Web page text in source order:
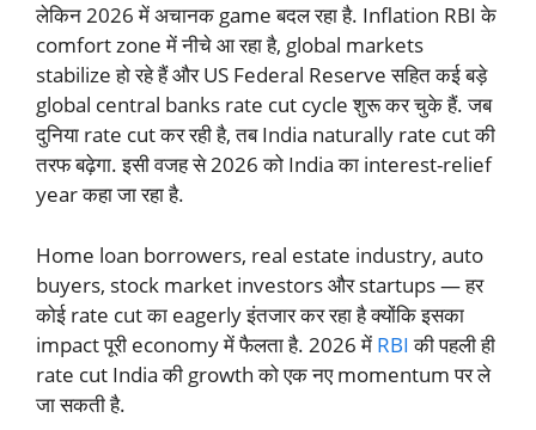
लेकिन 2026 में अचानक game बदल रहा है. Inflation RBI के
comfort zone में नीचे आ रहा है, global markets
stabilize हो रहे हैं और US Federal Reserve सहित कई बड़े
global central banks rate cut cycle शुरू कर चुके हैं. जब
दुनिया rate cut कर रही है, तब India naturally rate cut की
तरफ बढ़ेगा. इसी वजह से 2026 को India का interest-relief
year कहा जा रहा है.
Home loan borrowers, real estate industry, auto
buyers, stock market investors और startups — हर
कोई rate cut का eagerly इंतजार कर रहा है क्योंकि इसका
impact पूरी economy में फैलता है. 2026 में RBIकी पहली ही
rate cut India की growth को एक नए momentum पर ले
जा सकती है.